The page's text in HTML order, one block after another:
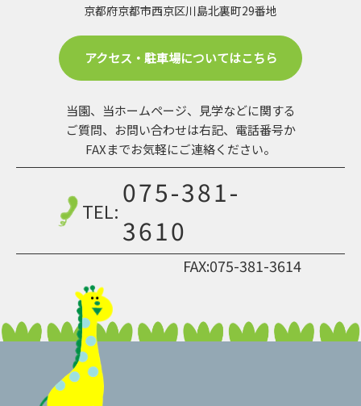
京都府京都市西京区川島北裏町29番地
アクセス・駐車場についてはこちら
当園、当ホームページ、見学などに関する
ご質問、お問い合わせは右記、電話番号か
FAXまでお気軽にご連絡ください。
TEL:
075-381-
3610
FAX:075-381-3614